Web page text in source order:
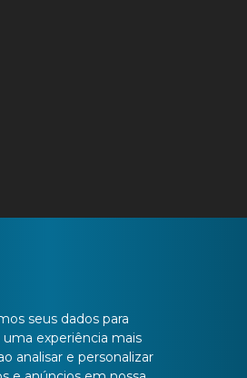
733
seus dados para
experiência mais
analisar e personalizar